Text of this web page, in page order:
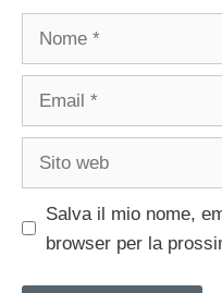
Salva il mio nome,
browser per la